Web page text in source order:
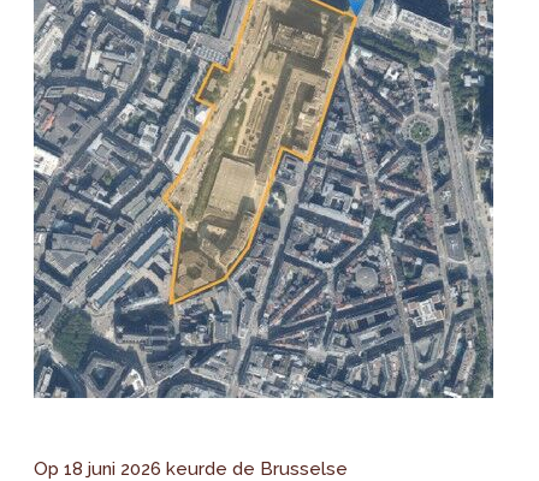
Op 18 juni 2026 keurde de Brusselse